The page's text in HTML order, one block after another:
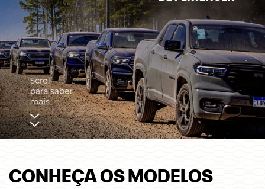
CONHEÇA OS MODELOS